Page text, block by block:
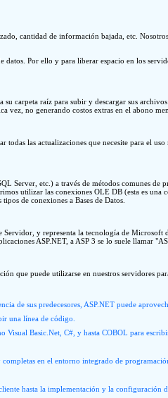
cantidad de información bajada, etc.
Por ello y para liberar espacio en los
carpeta raíz para subir y descargar sus
vez, no generando costos extras en el abono
las actualizaciones que necesite para el
etc.) a través de métodos comunes
utilizar las conexiones OLE DB (esta es
de conexiones a Bases de Datos.
y representa la tecnología de
ASP.NET, a ASP 3 se lo suele llamar
que puede utilizarse en nuestros servidores
de sus predecesores, ASP.NET puede
una línea de código.
Basic.Net, C#, y hasta COBOL para
en el entorno integrado de
hasta la implementación y la configuración